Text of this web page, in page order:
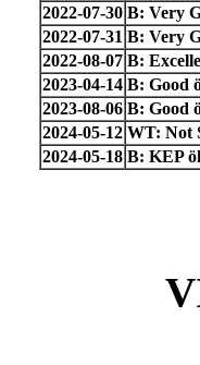
2022-07-30 B: Very
2022-07-31 B: Very
2022-08-07 B:
2023-04-14 B: Good
2023-08-06 B: Good
2024-05-12 WT: Not
2024-05-18 B: KEP